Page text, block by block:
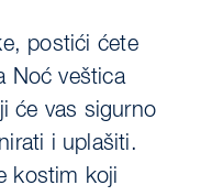
postići ćete
Noć veštica
će vas sigurno
i uplašiti.
kostim koji